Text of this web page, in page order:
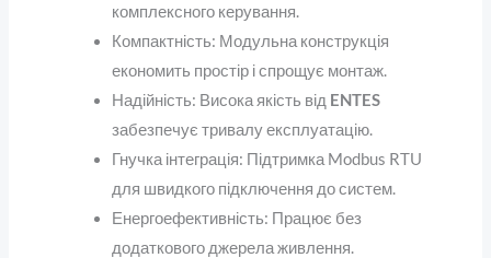
комплексного керування.
Компактність: Модульна конструкція
економить простір і спрощує монтаж.
Надійність: Висока якість від ENTES
забезпечує тривалу експлуатацію.
Гнучка інтеграція: Підтримка Modbus RTU
для швидкого підключення до систем.
Енергоефективність: Працює без
додаткового джерела живлення.